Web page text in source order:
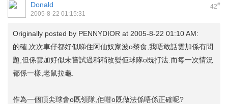
42#
Donald
2005-8-22 01:15:31
Originally posted by PENNYDIOR at 2005-8-22 01:10 AM:
的確,次次車仔都好似睇住阿仙奴家波o黎食,我唔敢話雲加係有問
題,但係雲加好似未嘗試過稍稍改變佢球隊o既打法.而每一次情況
都係一樣,老鼠拉龜.
作為一個頂尖球會o既領隊,佢咁o既做法係唔係正確呢?